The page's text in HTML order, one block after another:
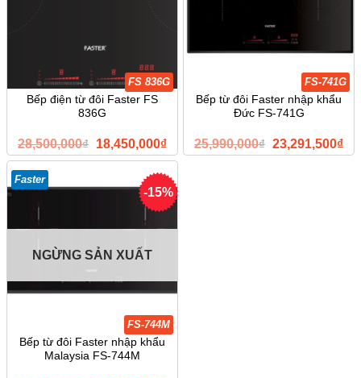
FS 836G
Bếp điện từ đôi Faster FS
836G
28,500,000₫ Giá
gốc
28,500,000₫.
18,450,000₫Giá
hiện
tại
là:
18,450,000₫.
FS-741G
Bếp từ đôi Faster nhập khẩu
Đức FS-741G
25,990,000₫ Giá
gốc
23,291,500₫Giá
-15%
NGỪNG SẢN XUẤT
Faster
FS-744M
Bếp từ đôi Faster nhập khẩu
Malaysia FS-744M